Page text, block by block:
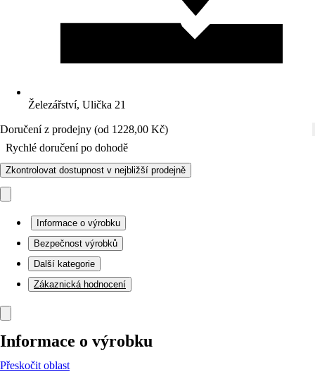
Železářství, Ulička 21
Doručení z prodejny (od 1228,00 Kč)
Rychlé doručení po dohodě
Zkontrolovat dostupnost v nejbližší prodejně
Informace o výrobku
Bezpečnost výrobků
Další kategorie
Zákaznická hodnocení
Informace o výrobku
Přeskočit oblast